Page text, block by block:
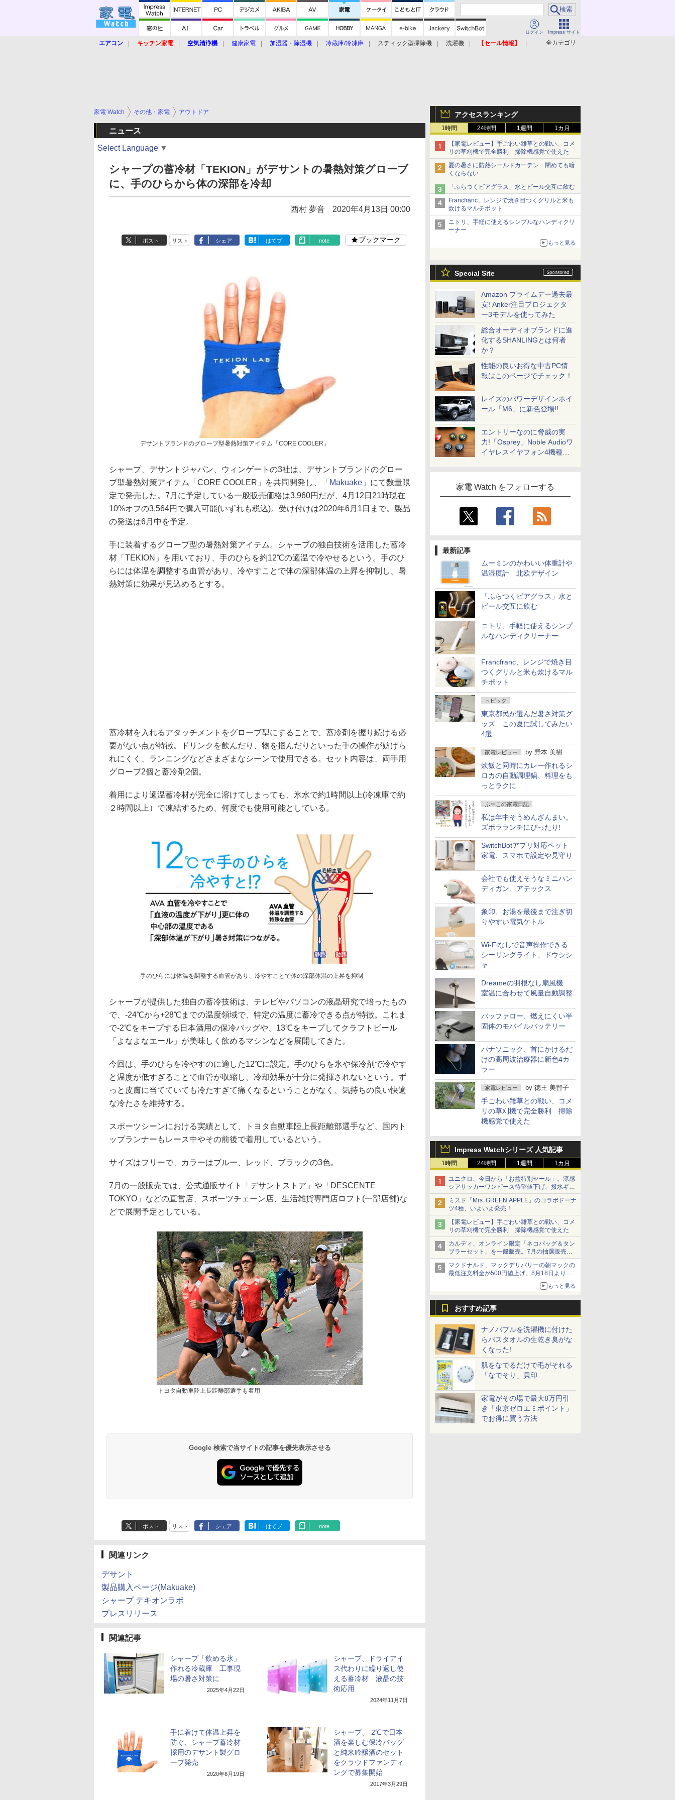
ログイン Impress サイト
全カテゴリ
エアコン キッチン家電 空気清浄機 健康家電 加湿器・除湿機 冷蔵庫/冷凍庫 スティック型掃除機 洗濯機
【セール情報】
アクセスランキング
1時間 24時間 1週間 1カ月
【家電レビュー】手ごわい雑草との戦い、コメ
リの草刈機で完全勝利 掃除機感覚で使えた
夏の暑さに防熱シールドカーテン 閉めても暗
くならない
「ふらつくビアグラス」水とビール交互に飲む
Francfranc、レンジで焼き目つくグリルと米も
炊けるマルチポット
ニトリ、手軽に使えるシンプルなハンディクリ
ーナー
もっと見る
Special Site
Amazon プライムデー過去最
安! Anker注目プロジェクタ
ー3モデルを使ってみた
総合オーディオブランドに進
化するSHANLINGとは何者
か？
性能の良いお得な中古PC情
報はこのページでチェック！
レイズのパワーデザインホイ
ール「M6」に新色登場!!
エントリーなのに脅威の実
力!「Osprey」Noble Audioワ
イヤレスイヤフォン4機種を
家電 Watch をフォローする
最新記事
ムーミンのかわいい体重計や
温湿度計 北欧デザイン
「ふらつくビアグラス」水と
ビール交互に飲む
ニトリ、手軽に使えるシンプ
ルなハンディクリーナー
Francfranc、レンジで焼き目
つくグリルと米も炊けるマル
チポット
トピック
東京都民が選んだ暑さ対策グ
ッズ この夏に試してみたい
4選
家電レビュー by 野本 美樹
炊飯と同時にカレー作れるシ
ロカの自動調理鍋、料理をも
っとラクに
ぷーこの家電日記
私は年中そうめんざんまい。
ズボラランチにぴったり!
SwitchBotアプリ対応ペット
家電、スマホで設定や見守り
会社でも使えそうなミニハン
ディガン、アテックス
象印、お湯を最後まで注ぎ切
りやすい電気ケトル
Wi-Fiなしで音声操作できる
シーリングライト、ドウシシ
ャ
Dreameの羽根なし扇風機
室温に合わせて風量自動調整
バッファロー、燃えにくい半
固体のモバイルバッテリー
パナソニック、首にかけるだ
けの高周波治療器に新色4カ
ラー
家電レビュー by 徳王 美智子
手ごわい雑草との戦い、コメ
リの草刈機で完全勝利 掃除
機感覚で使えた
Impress Watchシリーズ 人気記事
1時間 24時間 1週間 1カ月
ユニクロ、今日から「お盆特別セール」。涼感
シアサッカーワンピース待望値下げ、撥水ギア
ショーツは1990円に
ミスド「Mrs. GREEN APPLE」のコラボドーナ
ツ4種、いよいよ発売！
【家電レビュー】手ごわい雑草との戦い、コメ
リの草刈機で完全勝利 掃除機感覚で使えた
カルディ、オンライン限定「ネコバッグ＆タン
ブラーセット」を一般販売。7月の抽選販売の
当選無効分
マクドナルド、マックデリバリーの朝マックの
最低注文料金が500円値上げ。8月18日より
もっと見る
おすすめ記事
ナノバブルを洗濯機に付けた
らバスタオルの生乾き臭がな
くなった!
肌をなでるだけで毛がそれる
「なでそり」貝印
家電がその場で最大8万円引
き「東京ゼロエミポイント」
でお得に買う方法
家電 Watch その他・家電 アウトドア
ニュース
Select Language ▼
シャープの蓄冷材「TEKION」がデサントの暑熱対策グローブ
に、手のひらから体の深部を冷却
西村 夢音 2020年4月13日 00:00
ポスト リスト シェア はてブ note ブックマーク
デサントブランドのグローブ型暑熱対策アイテム「CORE COOLER」
シャープ、デサントジャパン、ウィンゲートの3社は、デサントブランドのグロー
ブ型暑熱対策アイテム「CORE COOLER」を共同開発し、
「Makuake」 にて数量限
定で発売した。7月に予定している一般販売価格は3,960円だが、4月12日21時現在
10%オフの3,564円で購入可能(いずれも税込)。受け付けは2020年6月1日まで。製品
の発送は6月中を予定。
手に装着するグローブ型の暑熱対策アイテム。シャープの独自技術を活用した蓄冷
材「TEKION」を用いており、手のひらを約12℃の適温で冷やせるという。手のひ
らには体温を調整する血管があり、冷やすことで体の深部体温の上昇を抑制し、暑
熱対策に効果が見込めるとする。
蓄冷材を入れるアタッチメントをグローブ型にすることで、蓄冷剤を握り続ける必
要がない点が特徴。ドリンクを飲んだり、物を掴んだりといった手の操作が妨げら
れにくく、ランニングなどさまざまなシーンで使用できる。セット内容は、両手用
グローブ2個と蓄冷剤2個。
着用により適温蓄冷材が完全に溶けてしまっても、氷水で約1時間以上(冷凍庫で約
２時間以上）で凍結するため、何度でも使用可能としている。
手のひらには体温を調整する血管があり、冷やすことで体の深部体温の上昇を抑制
シャープが提供した独自の蓄冷技術は、テレビやパソコンの液晶研究で培ったもの
で、-24℃から+28℃までの温度領域で、特定の温度に蓄冷できる点が特徴。これま
で-2℃をキープする日本酒用の保冷バッグや、13℃をキープしてクラフトビール
「よなよなエール」が美味しく飲めるマシンなどを展開してきた。
今回は、手のひらを冷やすのに適した12℃に設定。手のひらを氷や保冷剤で冷やす
と温度が低すぎることで血管が収縮し、冷却効果が十分に発揮されないという。ず
っと皮膚に当てていても冷たすぎて痛くなるということがなく、気持ちの良い快適
な冷たさを維持する。
スポーツシーンにおける実績として、トヨタ自動車陸上長距離部選手など、国内ト
ップランナーもレース中やその前後で着用しているという。
サイズはフリーで、カラーはブルー、レッド、ブラックの3色。
7月の一般販売では、公式通販サイト「デサントストア」や「DESCENTE
TOKYO」などの直営店、スポーツチェーン店、生活雑貨専門店ロフト(一部店舗)な
どで展開予定としている。
トヨタ自動車陸上長距離部選手も着用
Google 検索で当サイトの記事を優先表示させる
ポスト リスト シェア はてブ note
関連リンク
デサント
製品購入ページ(Makuake)
シャープ テキオンラボ
プレスリリース
関連記事
シャープ「飲める氷」
作れる冷蔵庫 工事現
場の暑さ対策に
2025年4月22日
シャープ、ドライアイ
ス代わりに繰り返し使
える蓄冷材 液晶の技
術応用
2024年11月7日
手に着けて体温上昇を
防ぐ、シャープ蓄冷材
採用のデサント製グロ
ーブ発売
2020年6月19日
シャープ、-2℃で日本
酒を楽しむ保冷バッグ
と純米吟醸酒のセット
をクラウドファンディ
ングで募集開始
2017年3月29日